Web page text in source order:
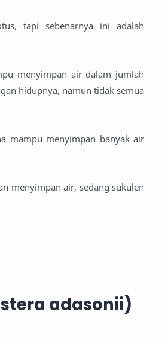
tapi sebenarnya ini adalah
menyimpan air dalam jumlah
hidupnya, namun tidak semua
mampu menyimpan banyak air
menyimpan air, sedang sukulen
adasonii)